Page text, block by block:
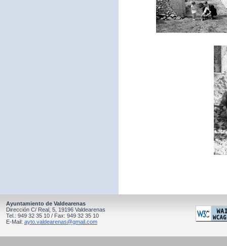
Ayuntamiento de Valdearenas
Dirección C/ Real, 5, 19196 Valdearenas
Tel.: 949 32 35 10 / Fax: 949 32 35 10
E-Mail: ayto.valdearenas@gmail.com